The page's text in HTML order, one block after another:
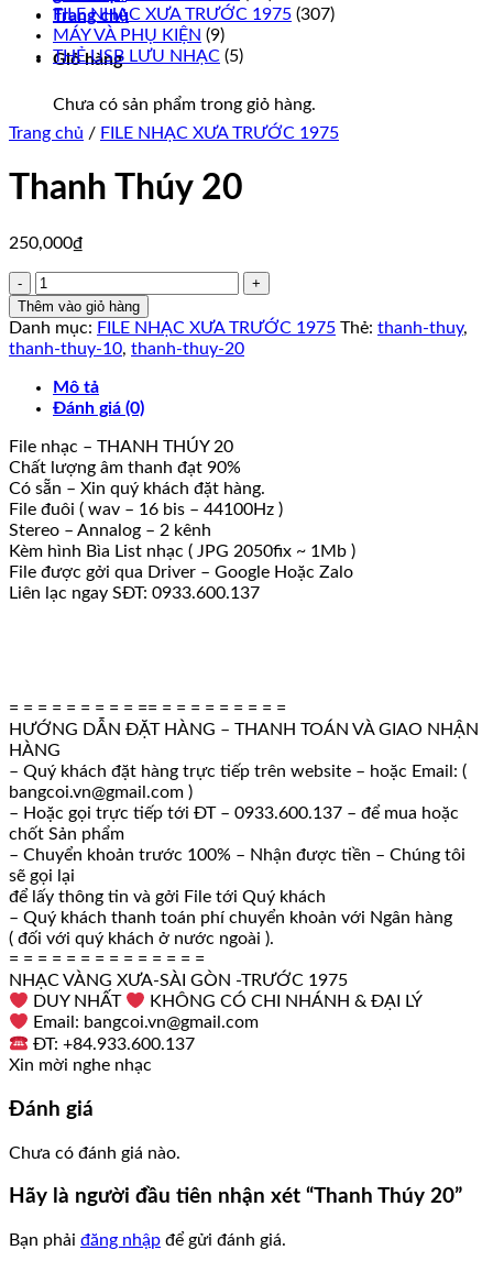
Trang chủ
Giỏ hàng
Chưa có sản phẩm trong giỏ hàng.
FILE NHẠC XƯA TRƯỚC 1975 (307)
MÁY VÀ PHỤ KIỆN (9)
THẺ USB LƯU NHẠC (5)
Trang chủ / FILE NHẠC XƯA TRƯỚC 1975
Thanh Thúy 20
250,000₫
Thanh
Thúy
20
số
Thêm vào giỏ hàng
Danh mục: FILE NHẠC XƯA TRƯỚC 1975 Thẻ: thanh-thuy,
thanh-thuy-10, thanh-thuy-20
Mô tả
Đánh giá (0)
File nhạc – THANH THÚY 20
Chất lượng âm thanh đạt 90%
Có sẵn – Xin quý khách đặt hàng.
File đuôi ( wav – 16 bis – 44100Hz )
Stereo – Annalog – 2 kênh
Kèm hình Bìa List nhạc ( JPG 2050fix ~ 1Mb )
File được gởi qua Driver – Google Hoặc Zalo
Liên lạc ngay SĐT: 0933.600.137
= = = = = = = = = == = = = = = = = = =
HƯỚNG DẪN ĐẶT HÀNG – THANH TOÁN VÀ GIAO NHẬN
HÀNG
– Quý khách đặt hàng trực tiếp trên website – hoặc Email: (
bangcoi.vn@gmail.com )
– Hoặc gọi trực tiếp tới ĐT – 0933.600.137 – để mua hoặc
chốt Sản phẩm
– Chuyển khoản trước 100% – Nhận được tiền – Chúng tôi
sẽ gọi lại
để lấy thông tin và gởi File tới Quý khách
– Quý khách thanh toán phí chuyển khoản với Ngân hàng
( đối với quý khách ở nước ngoài ).
= = = = = = = = = = = = = =
NHẠC VÀNG XƯA-SÀI GÒN -TRƯỚC 1975
DUY NHẤT
KHÔNG CÓ CHI NHÁNH & ĐẠI LÝ
Email: bangcoi.vn@gmail.com
ĐT: +84.933.600.137
Xin mời nghe nhạc
Đánh giá
Chưa có đánh giá nào.
Hãy là người đầu tiên nhận xét “Thanh Thúy 20”
Bạn phải đăng nhập để gửi đánh giá.